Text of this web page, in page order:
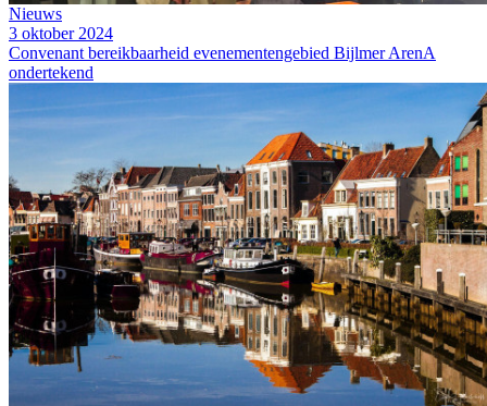
Nieuws
3 oktober 2024
Convenant bereikbaarheid evenementengebied Bijlmer ArenA
ondertekend